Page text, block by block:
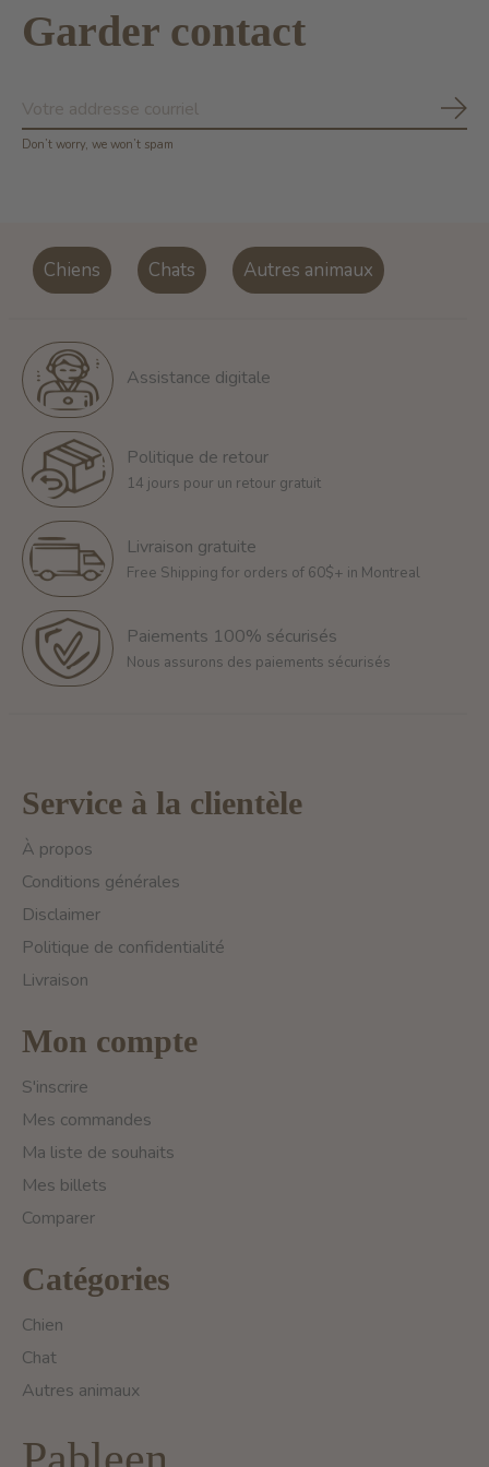
Garder contact
Don’t worry, we won’t spam
Chiens Chats Autres animaux
Assistance digitale
Politique de retour
14 jours pour un retour gratuit
Livraison gratuite
Free Shipping for orders of 60$+ in Montreal
Paiements 100% sécurisés
Nous assurons des paiements sécurisés
Service à la clientèle
À propos
Conditions générales
Disclaimer
Politique de confidentialité
Livraison
Mon compte
S'inscrire
Mes commandes
Ma liste de souhaits
Mes billets
Comparer
Catégories
Chien
Chat
Autres animaux